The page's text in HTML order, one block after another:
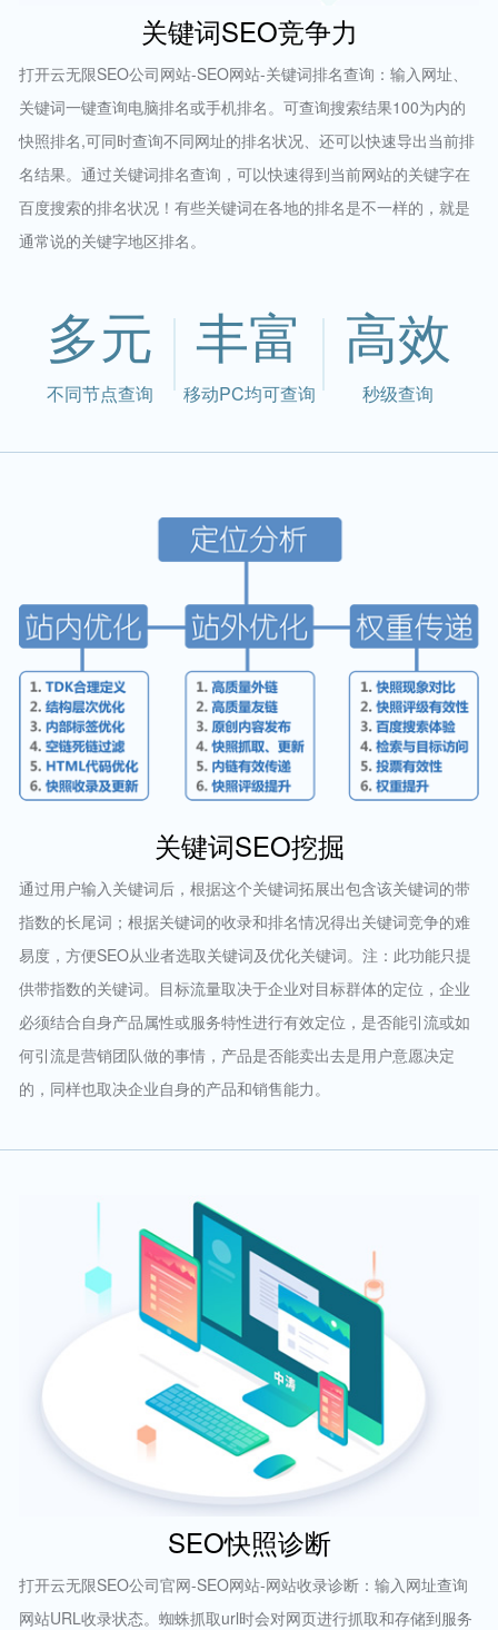
关键词SEO竞争力
打开云无限SEO公司网站-SEO网站-关键词排名查询：输入网址、
关键词一键查询电脑排名或手机排名。可查询搜索结果100为内的
快照排名,可同时查询不同网址的排名状况、还可以快速导出当前排
名结果。通过关键词排名查询，可以快速得到当前网站的关键字在
百度搜索的排名状况！有些关键词在各地的排名是不一样的，就是
通常说的关键字地区排名。
多元
不同节点查询
丰富
移动PC均可查询
高效
秒级查询
关键词SEO挖掘
通过用户输入关键词后，根据这个关键词拓展出包含该关键词的带
指数的长尾词；根据关键词的收录和排名情况得出关键词竞争的难
易度，方便SEO从业者选取关键词及优化关键词。注：此功能只提
供带指数的关键词。目标流量取决于企业对目标群体的定位，企业
必须结合自身产品属性或服务特性进行有效定位，是否能引流或如
何引流是营销团队做的事情，产品是否能卖出去是用户意愿决定
的，同样也取决企业自身的产品和销售能力。
SEO快照诊断
打开云无限SEO公司官网-SEO网站-网站收录诊断：输入网址查询
网站URL收录状态。蜘蛛抓取url时会对网页进行抓取和存储到服务